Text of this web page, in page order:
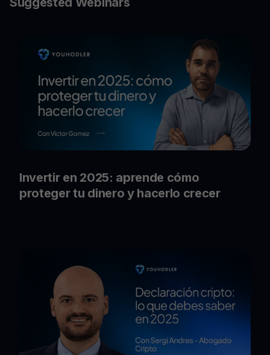
Invertir en 2025: aprende cómo
proteger tu dinero y hacerlo crecer